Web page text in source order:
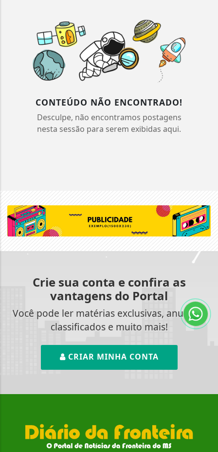
CONTEÚDO NÃO ENCONTRADO!
Desculpe, não encontramos postagens
nesta sessão para serem exibidas aqui.
Crie sua conta e confira as
vantagens do Portal
Você pode ler matérias exclusivas, anunciar
classificados e muito mais!
CRIAR MINHA CONTA